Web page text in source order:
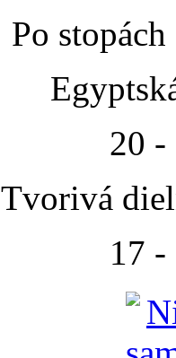
Po
20 -
Tvorivá
17 -